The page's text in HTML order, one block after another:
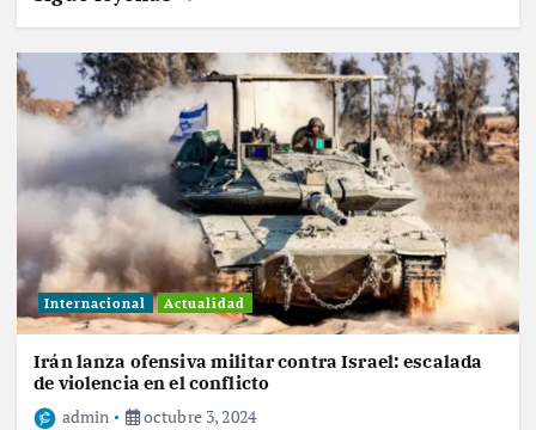
Internacional Actualidad
Irán lanza ofensiva militar contra Israel: escalada
de violencia en el conflicto
admin
octubre 3, 2024